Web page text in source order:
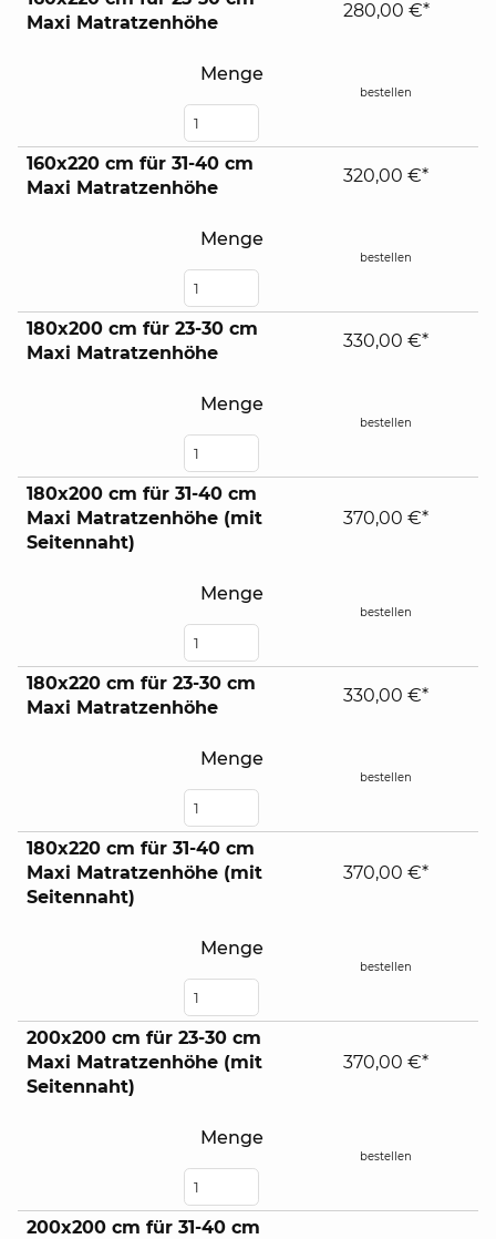
Maxi Matratzenhöhe
Menge
280,00 €*
bestellen
160x220 cm für 31-40 cm
Maxi Matratzenhöhe
Menge
320,00 €*
bestellen
180x200 cm für 23-30 cm
Maxi Matratzenhöhe
Menge
330,00 €*
bestellen
180x200 cm für 31-40 cm
Maxi Matratzenhöhe (mit
Seitennaht)
Menge
370,00 €*
bestellen
180x220 cm für 23-30 cm
Maxi Matratzenhöhe
Menge
330,00 €*
bestellen
180x220 cm für 31-40 cm
Maxi Matratzenhöhe (mit
Seitennaht)
Menge
370,00 €*
bestellen
200x200 cm für 23-30 cm
Maxi Matratzenhöhe (mit
Seitennaht)
Menge
370,00 €*
bestellen
200x200 cm für 31-40 cm